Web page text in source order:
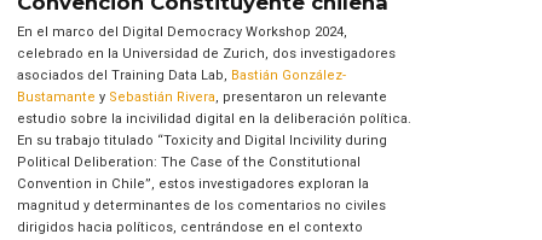
En el marco del Digital Democracy Workshop 2024,
celebrado en la Universidad de Zurich, dos investigadores
asociados del Training Data Lab, Bastián González-
Bustamante y Sebastián Rivera, presentaron un relevante
estudio sobre la incivilidad digital en la deliberación política.
En su trabajo titulado “Toxicity and Digital Incivility during
Political Deliberation: The Case of the Constitutional
Convention in Chile”, estos investigadores exploran la
magnitud y determinantes de los comentarios no civiles
dirigidos hacia políticos, centrándose en el contexto